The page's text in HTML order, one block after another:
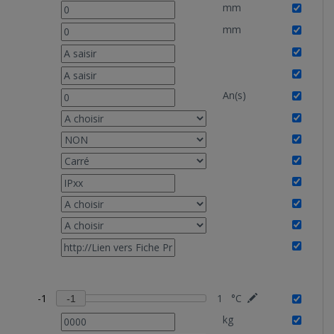
mm
mm
An(s)
-1 -1 1
°C
kg